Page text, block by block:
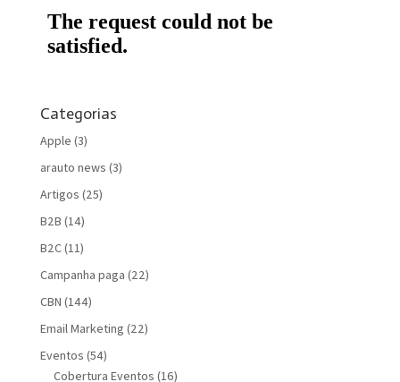
Categorias
Apple (3)
arauto news (3)
Artigos (25)
B2B (14)
B2C(11)
Campanha paga (22)
CBN (144)
Email Marketing (22)
Eventos (54)
Cobertura Eventos (16)